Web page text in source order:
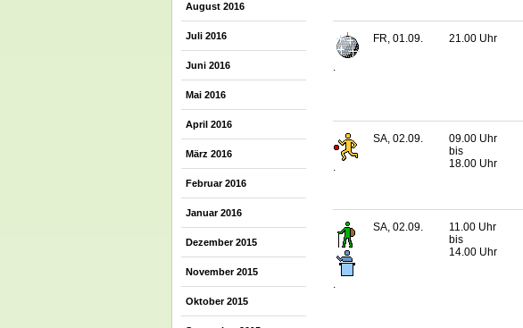
August 2016
Juli 2016
Juni 2016
Mai 2016
April 2016
März 2016
Februar 2016
Januar 2016
Dezember 2015
November 2015
Oktober 2015
FR, 01.09. 21.00 Uhr
.
SA, 02.09.
09.00 Uhr
bis
18.00 Uhr
.
SA, 02.09.
11.00 Uhr
bis
14.00 Uhr